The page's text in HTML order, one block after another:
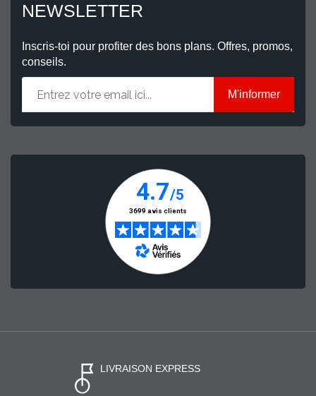
NEWSLETTER
Inscris-toi pour profiter des bons plans. Offres, promos,
conseils.
M'informer
LIVRAISON EXPRESS